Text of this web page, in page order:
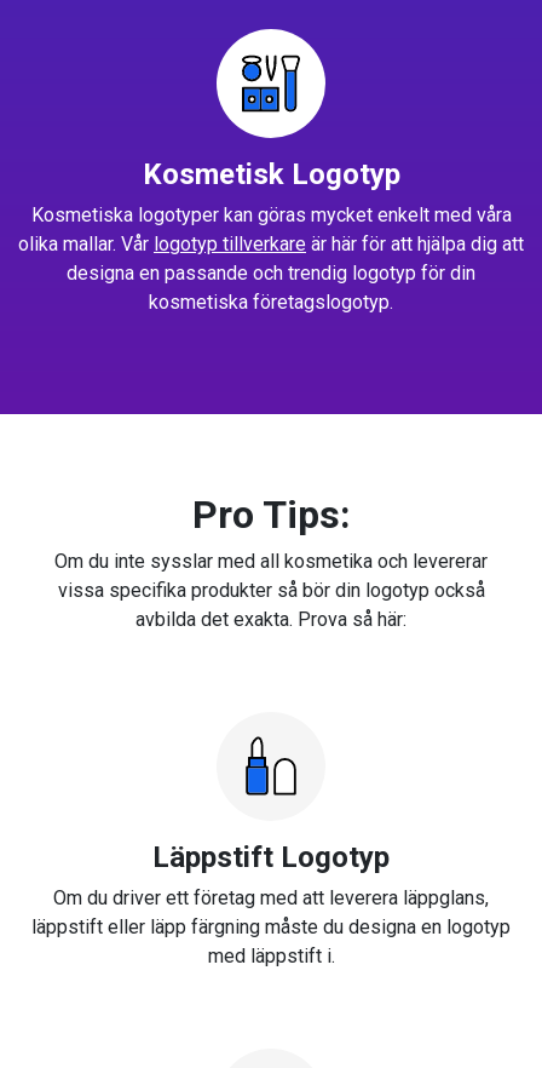
Kosmetisk Logotyp
Kosmetiska logotyper kan göras mycket enkelt med våra
olika mallar. Vår logotyp tillverkare är här för att hjälpa dig att
designa en passande och trendig logotyp för din
kosmetiska företagslogotyp.
Pro Tips:
Om du inte sysslar med all kosmetika och levererar
vissa specifika produkter så bör din logotyp också
avbilda det exakta. Prova så här:
Läppstift Logotyp
Om du driver ett företag med att leverera läppglans,
läppstift eller läpp färgning måste du designa en logotyp
med läppstift i.